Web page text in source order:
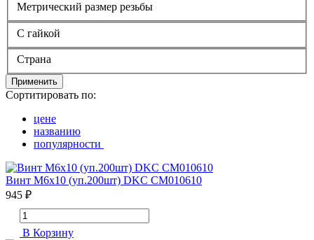
Метрический размер резьбы
С гайкой
Страна
Применить
Сортитировать по:
цене
названию
популярности
Винт М6х10 (уп.200шт) DKC CM010610
945 ₽
В Корзину